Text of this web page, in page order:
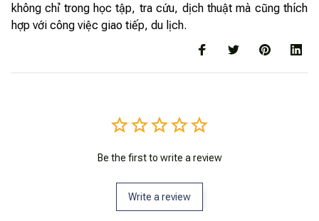
không chỉ trong học tập, tra cứu, dịch thuật mà cũng thích
hợp với công việc giao tiếp, du lịch.
Be the first to write a review
Write a review